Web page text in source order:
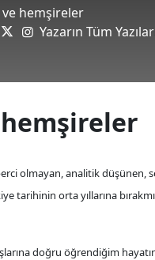
ve hemşireler
Yazarın Tüm
hemşireler
olmayan, analitik
tarihinin orta yıllarına
doğru öğrendiğim